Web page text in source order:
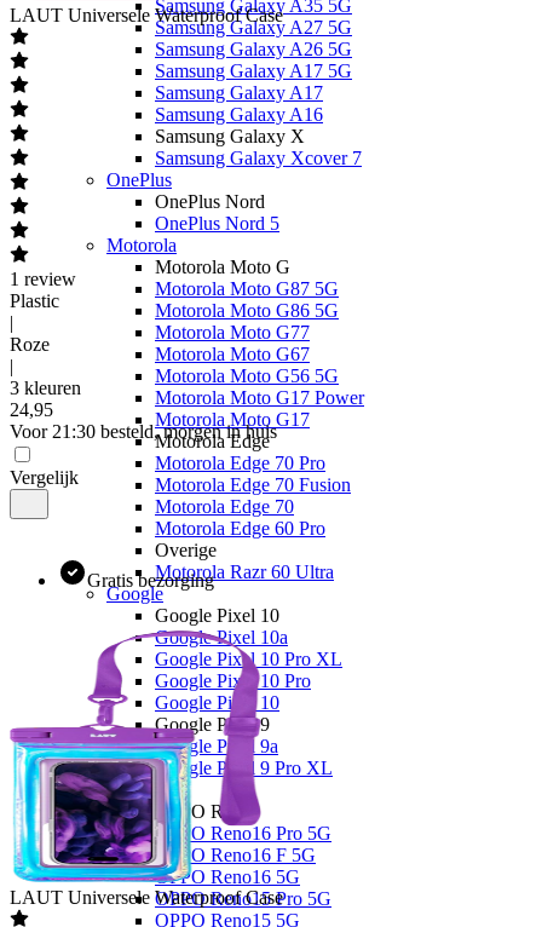
Samsung Galaxy A35 5G
Samsung Galaxy A27 5G
Samsung Galaxy A26 5G
Samsung Galaxy A17 5G
Samsung Galaxy A17
Samsung Galaxy A16
Samsung Galaxy X
Samsung Galaxy Xcover 7
OnePlus
OnePlus Nord
OnePlus Nord 5
Motorola
Motorola Moto G
Motorola Moto G87 5G
Motorola Moto G86 5G
Motorola Moto G77
Motorola Moto G67
Motorola Moto G56 5G
Motorola Moto G17 Power
Motorola Moto G17
Motorola Edge
Motorola Edge 70 Pro
Motorola Edge 70 Fusion
Motorola Edge 70
Motorola Edge 60 Pro
Overige
Motorola Razr 60 Ultra
Google
Google Pixel 10
Google Pixel 10a
Google Pixel 10 Pro XL
Google Pixel 10 Pro
Google Pixel 10
Google Pixel 9
Google Pixel 9a
Google Pixel 9 Pro XL
OPPO
OPPO Reno
OPPO Reno16 Pro 5G
OPPO Reno16 F 5G
OPPO Reno16 5G
OPPO Reno15 Pro 5G
OPPO Reno15 5G
LAUT Universele Waterproof Case
1 review
Plastic
|
Roze
|
3 kleuren
24,95
Voor 21:30 besteld, morgen in huis
Vergelijk
Gratis bezorging
LAUT Universele Waterproof Case